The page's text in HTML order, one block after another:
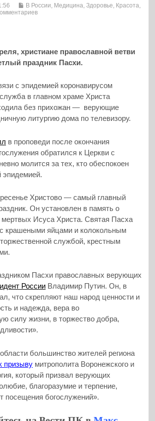
В России Медицина, Здоровье, Красота
христиане православной ветви
праздник Пасхи.
с эпидемией коронавирусом
в главном храме Христа
без прихожан — верующие
литургию дома по телевизору.
в проповеди после окончания
обратился к Церкви с
молится за тех, кто обеспокоен
эпидемией.
Христово — самый главный
Он установлен в память о
мертвых Исуса Христа. Святая Пасха
крашеными яйцами и колокольным
службой, крестным
Пасхи православных верующих
России Владимир Путин. Он, в
что скрепляют наш народ ценности и
и надежда, вера во
силу жизни, в торжество добра,
большинство жителей региона
призыву митрополита Воронежского и
который призвал верующих
благоразумие и терпение,
посещения богослужений».